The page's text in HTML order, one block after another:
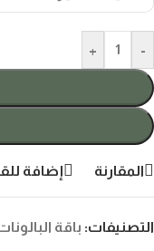
-
+
المقارنة إضافة
التصنيفات: باقة